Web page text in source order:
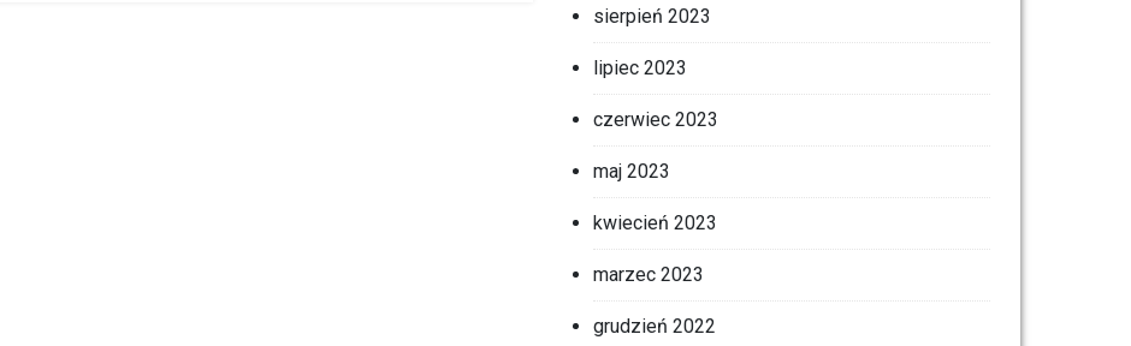
sierpień 2023
lipiec 2023
czerwiec 2023
maj 2023
kwiecień 2023
marzec 2023
grudzień 2022